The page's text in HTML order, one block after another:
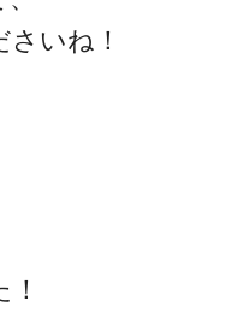
いね！